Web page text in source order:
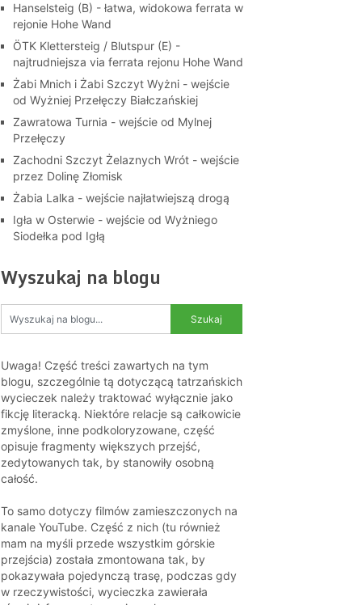
Hanselsteig (B) - łatwa, widokowa ferrata w
rejonie Hohe Wand
ÖTK Klettersteig / Blutspur (E) -
najtrudniejsza via ferrata rejonu Hohe Wand
Żabi Mnich i Żabi Szczyt Wyżni - wejście
od Wyżniej Przełęczy Białczańskiej
Zawratowa Turnia - wejście od Mylnej
Przełęczy
Zachodni Szczyt Żelaznych Wrót - wejście
przez Dolinę Złomisk
Żabia Lalka - wejście najłatwiejszą drogą
Igła w Osterwie - wejście od Wyżniego
Siodełka pod Igłą
Wyszukaj na blogu
Uwaga! Część treści zawartych na tym
blogu, szczególnie tą dotyczącą tatrzańskich
wycieczek należy traktować wyłącznie jako
fikcję literacką. Niektóre relacje są całkowicie
zmyślone, inne podkoloryzowane, część
opisuje fragmenty większych przejść,
zedytowanych tak, by stanowiły osobną
całość.
To samo dotyczy filmów zamieszczonych na
kanale YouTube. Część z nich (tu również
mam na myśli przede wszystkim górskie
przejścia) została zmontowana tak, by
pokazywała pojedynczą trasę, podczas gdy
w rzeczywistości, wycieczka zawierała